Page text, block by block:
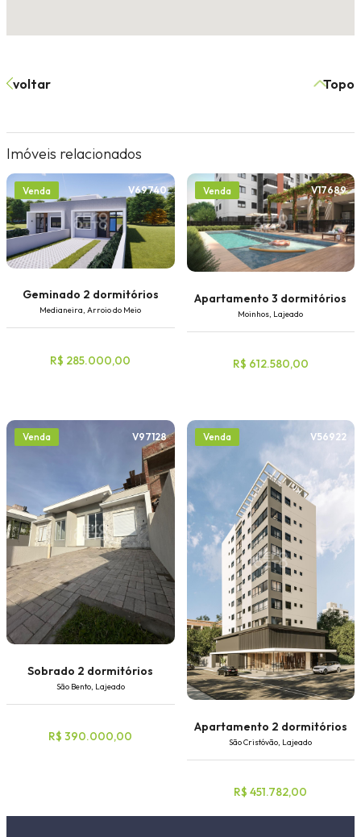
voltar Topo
Imóveis relacionados
Venda V69740
Geminado 2 dormitórios
Medianeira, Arroio do Meio
R$ 285.000,00
Venda V17689
Apartamento 3 dormitórios
Moinhos, Lajeado
R$ 612.580,00
Venda V97128
Sobrado 2 dormitórios
São Bento, Lajeado
R$ 390.000,00
Venda V56922
Apartamento 2 dormitórios
São Cristóvão, Lajeado
R$ 451.782,00